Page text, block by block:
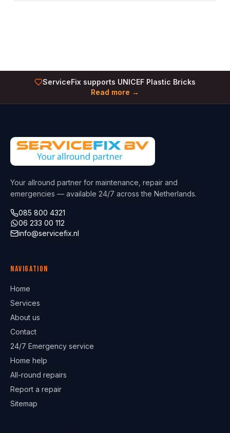
ServiceFix supports UNICEF Plastic Bricks
Read more →
Your allround partner for maintenance, repair and
emergencies — available 24/7 across the Netherlands.
085 800 4321
06 233 00 112
info@servicefix.nl
Navigation
Home
Services
About us
Contact
24/7 Emergency service
Home help
All-round repairs
Report a repair
Sitemap